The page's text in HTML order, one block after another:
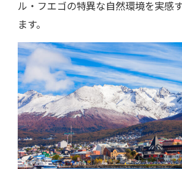
ル・フエゴの特異な自然環境を実感
ます。